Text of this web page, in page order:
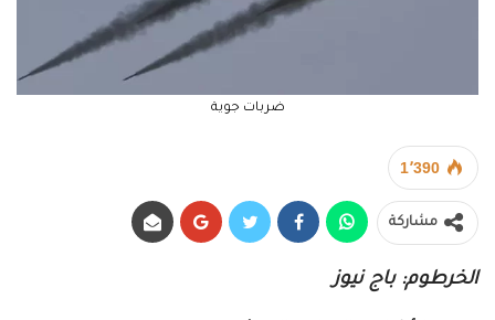
ضربات جوية
1٬390
مشاركة
الخرطوم: باج نيوز